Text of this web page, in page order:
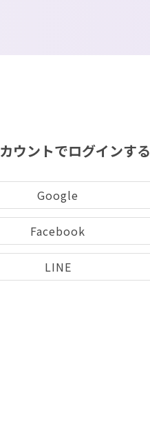
ウントでログインする
Google
Facebook
LINE